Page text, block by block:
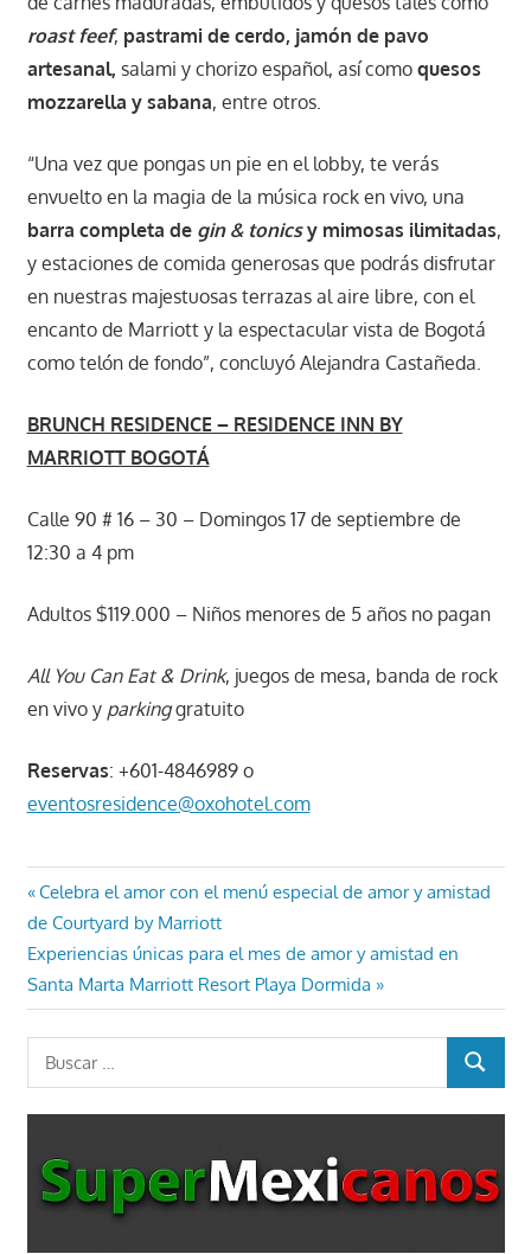
roast feef, pastrami de cerdo, jamón de pavo
artesanal, salami y chorizo español, así como quesos
mozzarella y sabana, entre otros.
“Una vez que pongas un pie en el lobby, te verás
envuelto en la magia de la música rock en vivo, una
barra completa de gin & tonicsy mimosas ilimitadas,
y estaciones de comida generosas que podrás disfrutar
en nuestras majestuosas terrazas al aire libre, con el
encanto de Marriott y la espectacular vista de Bogotá
como telón de fondo”, concluyó Alejandra Castañeda.
BRUNCH RESIDENCE – RESIDENCE INN BY
MARRIOTT BOGOTÁ
Calle 90 # 16 – 30 – Domingos 17 de septiembre de
12:30 a 4 pm
Adultos $119.000 – Niños menores de 5 años no pagan
All You Can Eat & Drink, juegos de mesa, banda de rock
en vivo y parkinggratuito
Reservas: +601-4846989 o
eventosresidence@oxohotel.com
Navegación
de
entradas
Entrada
anterior:
Celebra el amor con el menú especial de amor y amistad
de Courtyard by Marriott
Entrada
siguiente:
Experiencias únicas para el mes de amor y amistad en
Santa Marta Marriott Resort Playa Dormida
BUSCAR